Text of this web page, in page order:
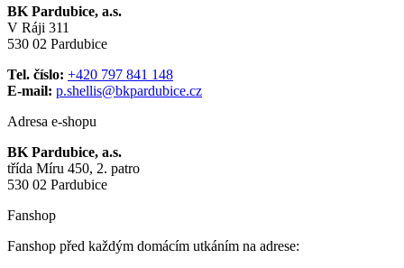
BK Pardubice, a.s.
V Ráji 311
530 02 Pardubice
Tel. číslo: +420 797 841 148
E-mail: p.shellis@bkpardubice.cz
Adresa e-shopu
BK Pardubice, a.s.
třída Míru 450, 2. patro
530 02 Pardubice
Fanshop
Fanshop před každým domácím utkáním na adrese: